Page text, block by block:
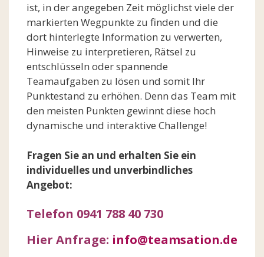
ist, in der angegeben Zeit möglichst viele der
markierten Wegpunkte zu finden und die
dort hinterlegte Information zu verwerten,
Hinweise zu interpretieren, Rätsel zu
entschlüsseln oder spannende
Teamaufgaben zu lösen und somit Ihr
Punktestand zu erhöhen. Denn das Team mit
den meisten Punkten gewinnt diese hoch
dynamische und interaktive Challenge!
Fragen Sie an und erhalten Sie ein
individuelles und unverbindliches
Angebot:
Telefon 0941 788 40 730
Hier Anfrage: info@teamsation.de